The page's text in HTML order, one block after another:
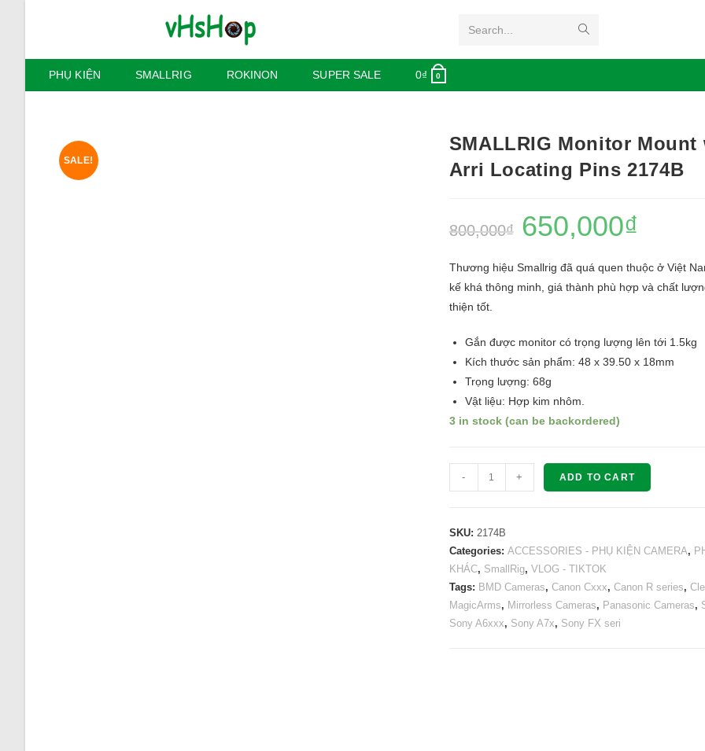
Search...
PHỤ KIỆN SMALLRIG ROKINON SUPER SALE 0₫ 0
SALE!
SMALLRIG Monitor Mount
Arri Locating Pins 2174B
800,000₫ 650,000₫
Thương hiệu Smallrig đã quá quen thuộc ở Việt
kế khá thông minh, giá thành phù hợp và chất
thiện tốt.
Gắn được monitor có trọng lượng lên tới 1.5kg
Kích thước sản phẩm: 48 x 39.50 x 18mm
Trọng lượng: 68g
Vật liệu: Hợp kim nhôm.
3 in stock (can be backordered)
SMALLRIG
Monitor
with
Arri
Locating
Pins
2174B
quantity
- + ADD TO CART
SKU: 2174B
Categories: ACCESSORIES - PHỤ KIỆN CAMERA,
KHÁC, SmallRig, VLOG - TIKTOK
Tags: BMD Cameras, Canon Cxxx, Canon R series,
MagicArms, Mirrorless Cameras, Panasonic Cameras,
Sony A6xxx, Sony A7x, Sony FX seri